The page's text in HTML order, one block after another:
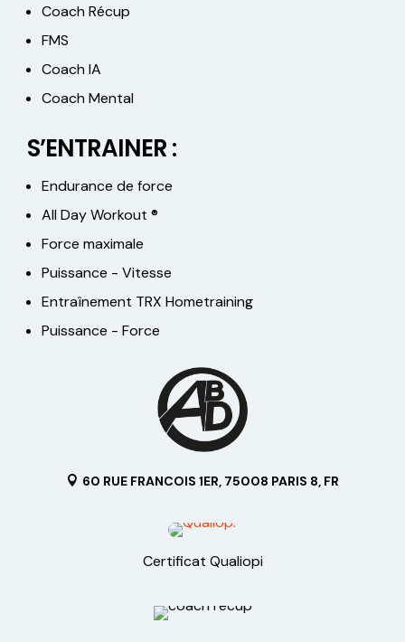
Coach Récup
FMS
Coach IA
Coach Mental
S’ENTRAINER :
Endurance de force
All Day Workout ®
Force maximale
Puissance - Vitesse
Entraînement TRX Hometraining
Puissance - Force
60 RUE FRANCOIS 1ER, 75008 PARIS 8, FR
Certificat Qualiopi